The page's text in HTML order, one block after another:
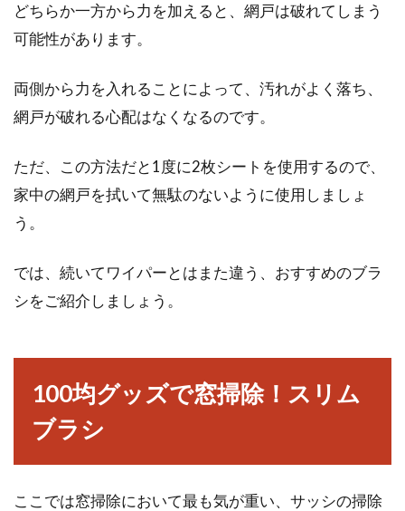
どちらか一方から力を加えると、網戸は破れてしまう
可能性があります。
両側から力を入れることによって、汚れがよく落ち、
網戸が破れる心配はなくなるのです。
ただ、この方法だと1度に2枚シートを使用するので、
家中の網戸を拭いて無駄のないように使用しましょ
う。
では、続いてワイパーとはまた違う、おすすめのブラ
シをご紹介しましょう。
100均グッズで窓掃除！スリム
ブラシ
ここでは窓掃除において最も気が重い、サッシの掃除